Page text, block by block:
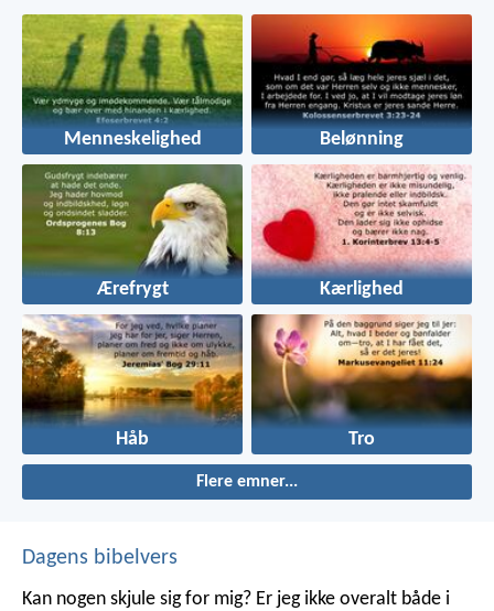
Menneskelighed Belønning
Ærefrygt Kærlighed
Håb Tro
Flere emner...
Dagens bibelvers
Kan nogen skjule sig for mig? Er jeg ikke overalt både i